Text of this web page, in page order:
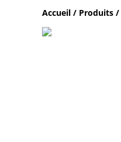
Accueil / Produits /